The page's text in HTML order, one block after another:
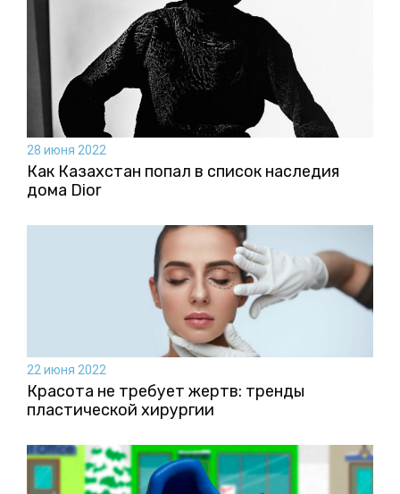
28 июня 2022
Как Казахстан попал в список наследия
дома Dior
22 июня 2022
Красота не требует жертв: тренды
пластической хирургии